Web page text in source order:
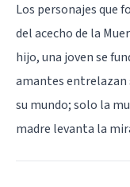
Los personajes que
del acecho de la
hijo, una joven se
amantes entrelazan
su mundo; solo la
madre levanta la